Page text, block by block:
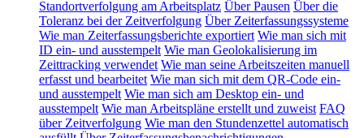
Standortverfolgung am Arbeitsplatz Über Pausen Über die
Toleranz bei der Zeitverfolgung Über Zeiterfassungssysteme
Wie man Zeiterfassungsberichte exportiert Wie man sich mit
ID ein- und ausstempelt Wie man Geolokalisierung im
Zeittracking verwendet Wie man seine Arbeitszeiten manuell
erfasst und bearbeitet Wie man sich mit dem QR-Code ein-
und ausstempelt Wie man sich am Desktop ein- und
ausstempelt Wie man Arbeitspläne erstellt und zuweist FAQ
über Zeitverfolgung Wie man den Stundenzettel automatisch